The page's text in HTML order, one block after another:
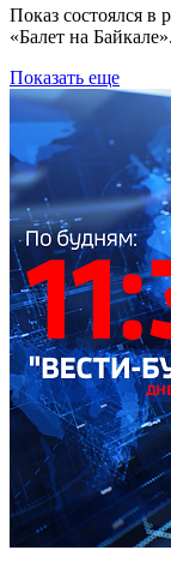
Показ состоялся в
«Балет на Байкале».
Показать еще